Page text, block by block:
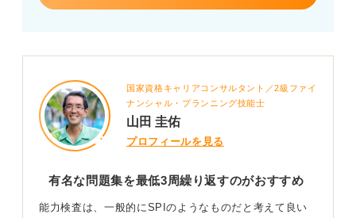
国家資格キャリアコンサルタント／2級ファイ
ナンシャル・プランニング技能士
山田 圭佑
プロフィールを見る
有名な問題集を最低3周繰り返すのがおすすめ
能力検査は、一般的にSPIのようなものだと考えて良い